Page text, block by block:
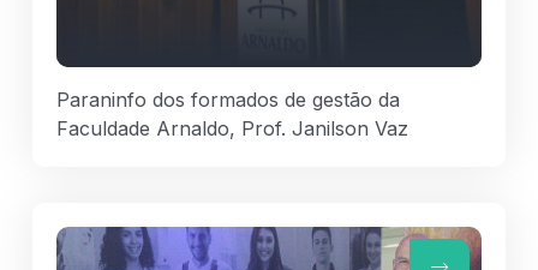
Paraninfo dos formados de gestão da
Faculdade Arnaldo, Prof. Janilson Vaz